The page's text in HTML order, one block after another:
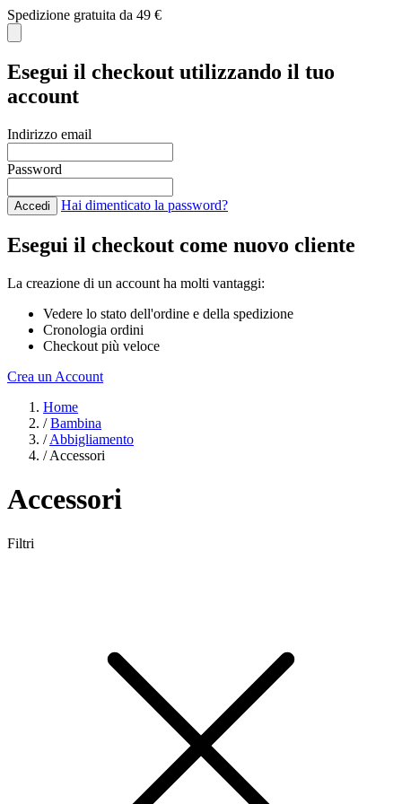
Spedizione gratuita da 49 €
Esegui il checkout utilizzando il tuo
account
Indirizzo email
Password
Accedi Hai dimenticato la password?
Esegui il checkout come nuovo cliente
La creazione di un account ha molti vantaggi:
Vedere lo stato dell'ordine e della spedizione
Cronologia ordini
Checkout più veloce
Crea un Account
Home
/ Bambina
/ Abbigliamento
/ Accessori
Accessori
Filtri